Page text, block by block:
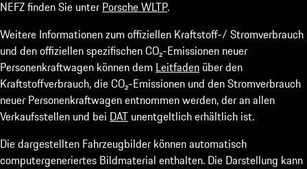
NEFZ finden Sie unter Porsche WLTP.
Weitere Informationen zum offiziellen Kraftstoff-/ Stromverbrauch
und den offiziellen spezifischen CO₂-Emissionen neuer
Personenkraftwagen können dem Leitfaden über den
Kraftstoffverbrauch, die CO₂-Emissionen und den Stromverbrauch
neuer Personenkraftwagen entnommen werden, der an allen
Verkaufsstellen und bei DAT unentgeltlich erhältlich ist.
Die dargestellten Fahrzeugbilder können automatisch
computergeneriertes Bildmaterial enthalten. Die Darstellung kann